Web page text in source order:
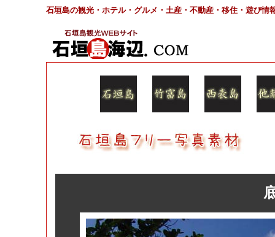
石垣島の観光・ホテル・グルメ・土産・不動産・移住・遊び情